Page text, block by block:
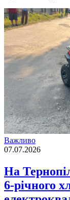
Важливо
07.07.2026
На
6-річного